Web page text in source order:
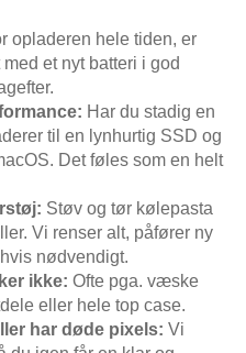
opladeren hele tiden, er
et nyt batteri i god
Har du stadig en
til en lynhurtig SSD og
Det føles som en helt
Støv og tør kølepasta
Vi renser alt, påfører ny
nødvendigt.
ikke: Ofte pga. væske
eller hele top case.
har døde pixels: Vi